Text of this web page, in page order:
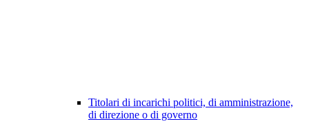
Titolari di incarichi politici, di amministrazione,
di direzione o di governo